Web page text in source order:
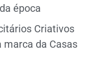
época
Criativos
marca da Casas